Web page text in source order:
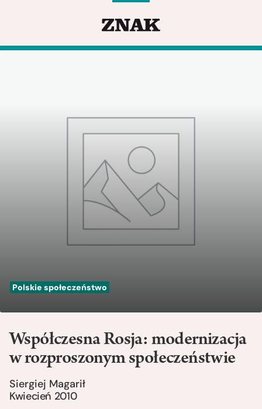
Polskie społeczeństwo
Współczesna Rosja: modernizacja
w rozproszonym społeczeństwie
Siergiej Magarił
Kwiecień 2010